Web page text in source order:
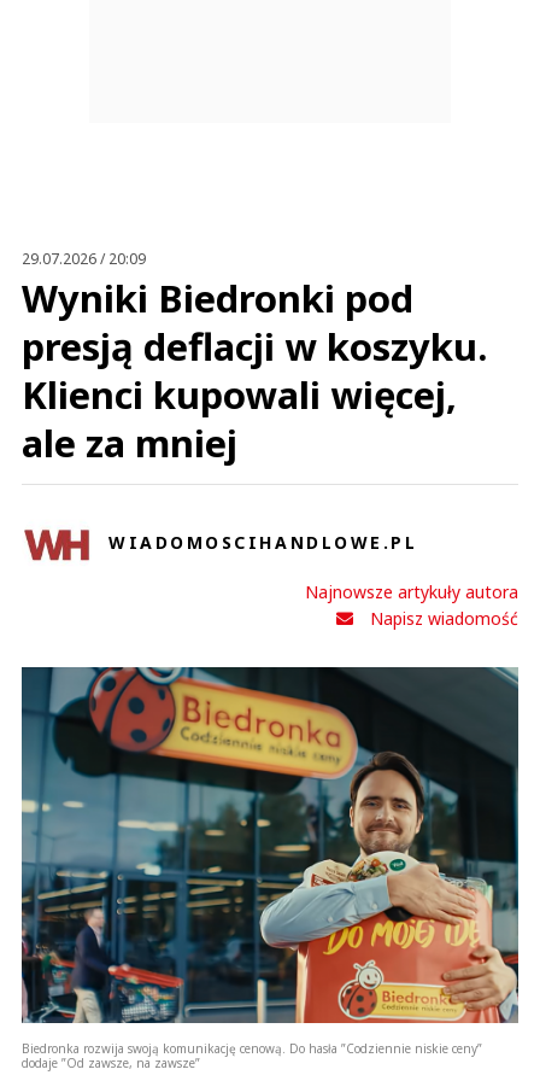
29.07.2026 / 20:09
Wyniki Biedronki pod
presją deflacji w koszyku.
Klienci kupowali więcej,
ale za mniej
WIADOMOSCIHANDLOWE.PL
Najnowsze artykuły autora
Napisz wiadomość
Biedronka rozwija swoją komunikację cenową. Do hasła ”Codziennie niskie ceny”
dodaje ”Od zawsze, na zawsze”